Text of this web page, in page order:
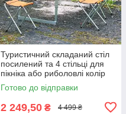
Туристичний складаний стіл
посилений та 4 стільці для
пікніка або риболовлі колір
помаранчевий
Готово до відправки
2 249,50 ₴ 4 499 ₴